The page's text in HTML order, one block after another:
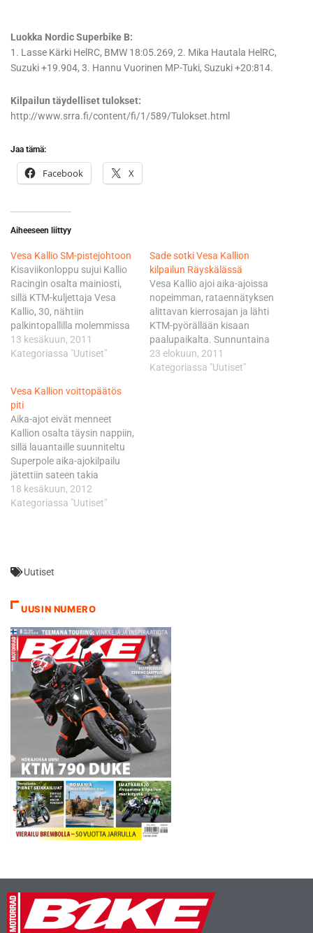
Luokka Nordic Superbike B:
1. Lasse Kärki HelRC, BMW 18:05.269, 2. Mika Hautala HelRC,
Suzuki +19.904, 3. Hannu Vuorinen MP-Tuki, Suzuki +20:814.
Kilpailun täydelliset tulokset:
http://www.srra.fi/content/fi/1/589/Tulokset.html
Jaa tämä:
Facebook X
Aiheeseen liittyy
Vesa Kallio SM-pistejohtoon
Kisaviikonloppu sujui Kallio
Racingin osalta mainiosti,
sillä KTM-kuljettaja Vesa
Kallio, 30, nähtiin
palkintopallilla molemmissa
Superbike-luokan kilpailussa.
Avauskisaan
Jännittävä kilpailu tarjosi
yleisölle viihdettä koko rahan
edestä, sillä Kallio ja Erkka
Korpiaho kävivät tiukkaa
kisaa kärkipaikasta. Lopulta
Kallio veti pidemmän korren
ja oli maalissa
ensimmäisenä 0,623
sekuntia ennen…
13 kesäkuun, 2011
Kategoriassa "Uutiset"
Sade sotki Vesa Kallion
kilpailun Räyskälässä
Vesa Kallio ajoi aika-ajoissa
nopeimman, rataennätyksen
alittavan kierrosajan ja lähti
KTM-pyörällään kisaan
paalupaikalta. Sunnuntaina
iltapäivällä raju sadekuuro
koetteli Räyskälää ja radalle
23 elokuun, 2011
Kategoriassa "Uutiset"
Vesa Kallion voittopäätös
piti
Aika-ajot eivät menneet
Kallion osalta täysin nappiin,
sillä lauantaille suunniteltu
Superpole aika-ajokilpailu
jätettiin sateen takia
ajamatta. Kallion tähtäin oli
nimenomaan Superpolessa,
nopeimmat kuljettajat ajavat
yhden lämmittelykierroksen
ja sitten yhden nopean
kierroksen. Heidän osaltaan
kilpailun lopullinen…
18 kesäkuun, 2012
Kategoriassa "Uutiset"
Uutiset
UUSIN NUMERO